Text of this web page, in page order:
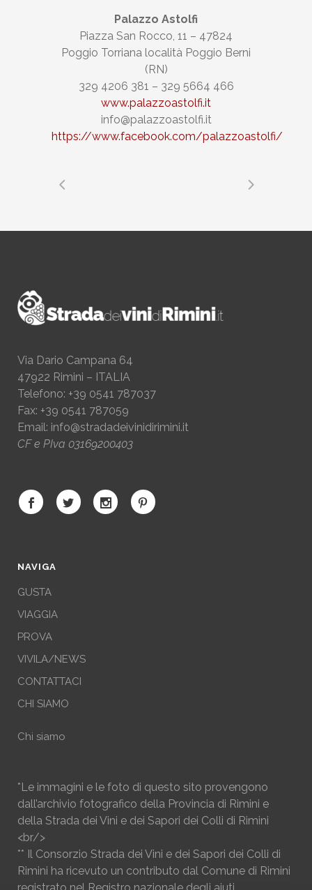
Palazzo Astolfi
Piazza San Rocco, 11 – 47824
Poggio Torriana località Poggio Berni
(RN)
329 4206 381 – 329 5664 466
www.palazzoastolfi.it
info@palazzoastolfi.it
https://www.facebook.com/palazzoastolfi/
Via Dario Campana 64
47922 Rimini – ITALIA
Telefono: +39 0541 787037
Fax: +39 0541 787059
Email: info@stradadeivinidirimini.it
CF e PIva 03169200403
NAVIGA
GUSTA
VIAGGIA
PROVA
VIVILA/NEWS
CONTATTACI
CHI SIAMO
Chi siamo
*Le immagini e le foto di questo sito provengono
dall’archivio fotografico della Provincia di Rimini e
della Strada dei Vini e dei Sapori dei Colli di Rimini
<br/>
** Il Consorzio Strada dei Vini e dei Sapori dei Colli di
Rimini ha ricevuto un contributo dal Comune di Rimini